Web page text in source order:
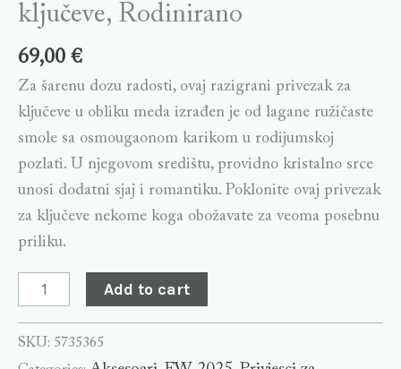
ključeve, Rodinirano
69,00 €
Za šarenu dozu radosti, ovaj razigrani privezak za
ključeve u obliku meda izrađen je od lagane ružičaste
smole sa osmougaonom karikom u rodijumskoj
pozlati. U njegovom središtu, providno kristalno srce
unosi dodatni sjaj i romantiku. Poklonite ovaj privezak
za ključeve nekome koga obožavate za veoma posebnu
priliku.
Add to cart
SKU: 5735365